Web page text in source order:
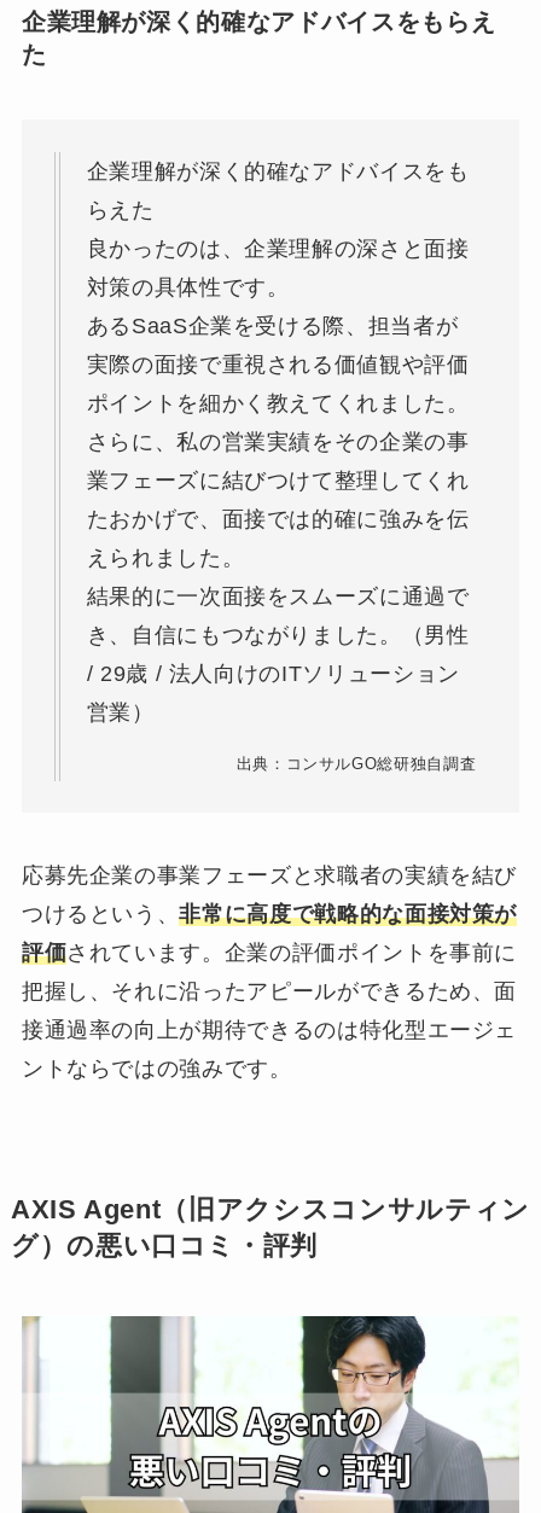
企業理解が深く的確なアドバイスをもらえ
た
企業理解が深く的確なアドバイスをも
らえた
良かったのは、企業理解の深さと面接
対策の具体性です。
あるSaaS企業を受ける際、担当者が
実際の面接で重視される価値観や評価
ポイントを細かく教えてくれました。
さらに、私の営業実績をその企業の事
業フェーズに結びつけて整理してくれ
たおかげで、面接では的確に強みを伝
えられました。
結果的に一次面接をスムーズに通過で
き、自信にもつながりました。（男性
/ 29歳 / 法人向けのITソリューション
営業）
出典：コンサルGO総研独自調査
応募先企業の事業フェーズと求職者の実績を結び
つけるという、非常に高度で戦略的な面接対策が
評価されています。企業の評価ポイントを事前に
把握し、それに沿ったアピールができるため、面
接通過率の向上が期待できるのは特化型エージェ
ントならではの強みです。
AXIS Agent（旧アクシスコンサルティン
グ）の悪い口コミ・評判